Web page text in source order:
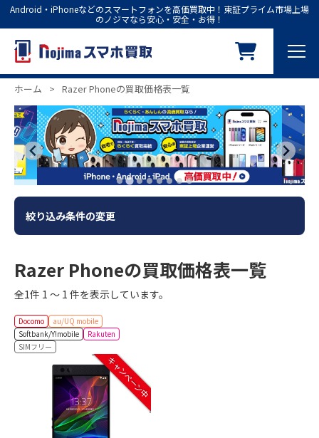
Android・iPhoneなどのスマートフォンを高価買取中！東証プライム市場上場
のノジマなら安心・安全・お得！
ホーム > Razer Phoneの買取価格表一覧
絞り込み条件の変更
Razer Phoneの買取価格表一覧
全1件 1 ～ 1 件を表示しています。
Docomo
au/UQ mobile
Softbank/Y!mobile
Rakuten
SIMフリー
キャンペーン中